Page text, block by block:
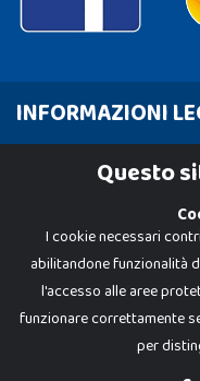
INFORMAZIONI
Cookie PolicyQuesto
I cookie necessari
abilitandone funzionalità
l'accesso alle aree
funzionare correttamente
per